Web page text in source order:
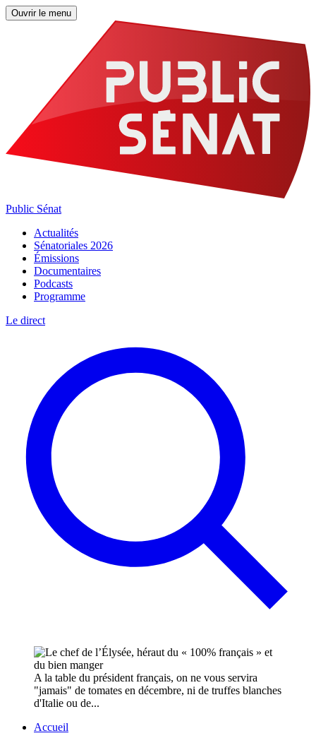
Ouvrir le menu
Public Sénat
Actualités
Sénatoriales 2026
Émissions
Documentaires
Podcasts
Programme
Le direct
A la table du président français, on ne vous servira
"jamais" de tomates en décembre, ni de truffes blanches
d'Italie ou de...
Accueil